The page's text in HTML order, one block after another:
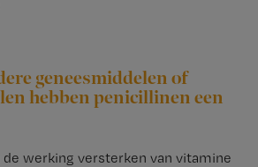
geneesmiddelen of
hebben penicillinen een
werking versterken van vitamine